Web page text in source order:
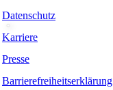
Datenschutz
Karriere
Presse
Barrierefreiheitserklärung